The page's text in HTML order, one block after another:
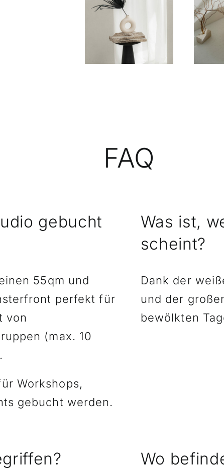
FAQ
gebucht
55qm und
perfekt für
von
(max. 10
Workshops,
gebucht werden.
Was ist,
scheint?
Dank der
und der
bewölkten
Wo